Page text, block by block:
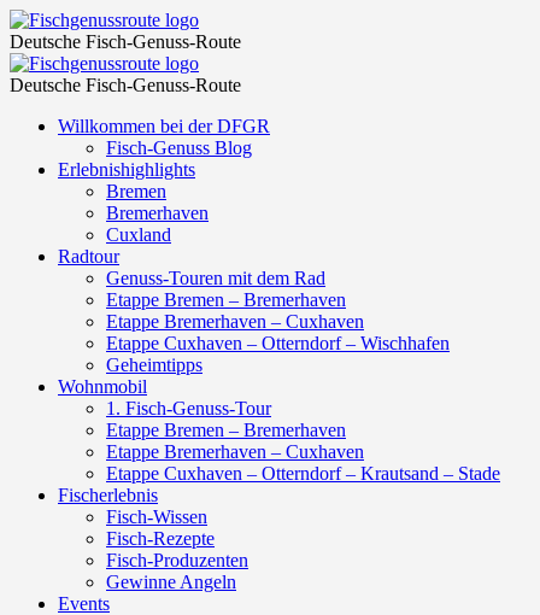
Fisch-
Lexikon
–
Fischgenussroute
Fischgenussroute
Deutsche Fisch-Genuss-Route
Fisch-
Lexikon
Fischgenussroute
Fischgenussroute
Deutsche Fisch-Genuss-Route
Skip
content
Willkommen bei der DFGR
Fisch-Genuss Blog
Erlebnishighlights
Bremen
Bremerhaven
Cuxland
Radtour
Genuss-Touren mit dem Rad
Etappe Bremen – Bremerhaven
Etappe Bremerhaven – Cuxhaven
Etappe Cuxhaven – Otterndorf – Wischhafen
Geheimtipps
Wohnmobil
1. Fisch-Genuss-Tour
Etappe Bremen – Bremerhaven
Etappe Bremerhaven – Cuxhaven
Etappe Cuxhaven – Otterndorf – Krautsand – Stade
Fischerlebnis
Fisch-Wissen
Fisch-Rezepte
Fisch-Produzenten
Gewinne Angeln
Events